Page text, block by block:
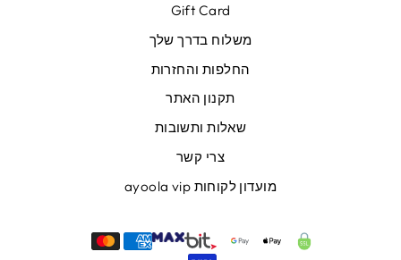
Gift Card
משלוח בדרך שלך
החלפות והחזרות
תקנון האתר
שאלות ותשובות
צרי קשר
מועדון לקוחות ayoola vip